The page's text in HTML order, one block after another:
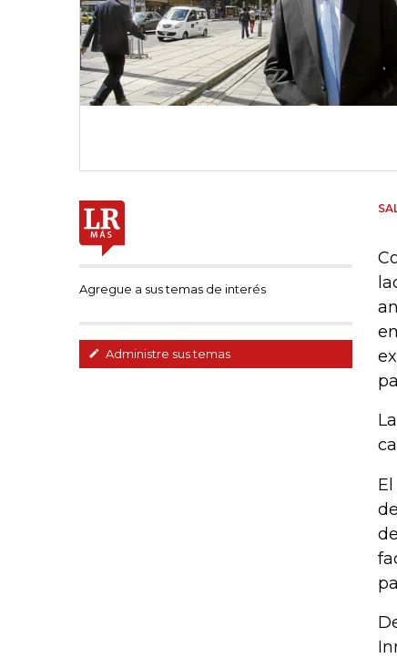
Agregue a sus temas de interés
Administre sus temas